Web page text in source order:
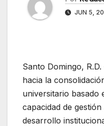
JUN 5,
Santo Domingo,
hacia la
universitario basado
capacidad de
desarrollo